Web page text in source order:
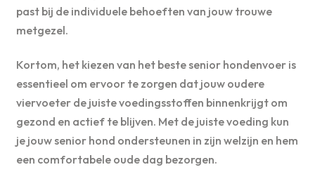
past bij de individuele behoeften van jouw trouwe
metgezel.
Kortom, het kiezen van het beste senior hondenvoer is
essentieel om ervoor te zorgen dat jouw oudere
viervoeter de juiste voedingsstoffen binnenkrijgt om
gezond en actief te blijven. Met de juiste voeding kun
je jouw senior hond ondersteunen in zijn welzijn en hem
een comfortabele oude dag bezorgen.